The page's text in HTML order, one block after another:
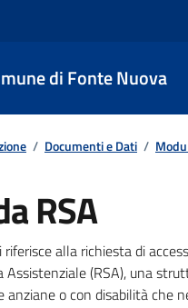
di Fonte Nuova
evidenza
/ Documenti e Dati /
RSA
documento
riferisce alla richiesta di
Assistenziale (RSA), una
anziane o con disabilità che